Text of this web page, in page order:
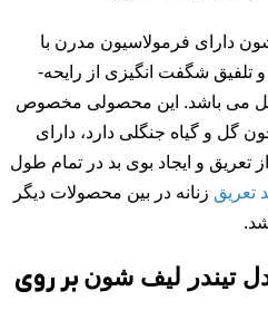
دارای فرمولاسیون مدرن با
تلفیق شگفت­ انگیزی از رایحه­
می باشد. این محصولی مخصوص
گل و گیاه جنگلی دارد، دارای
تعریق و ایجاد بوی بد در تمام طول
تعریق زنانه در بین محصولات دیگر
تیندر لیف شون بر روی